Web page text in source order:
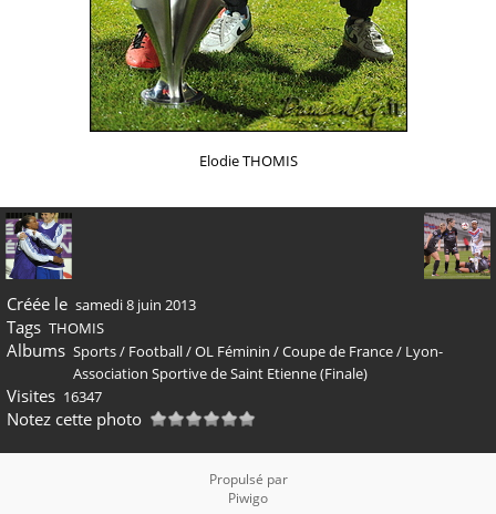
Elodie THOMIS
Créée le samedi 8 juin 2013
Tags THOMIS
Albums Sports/ Football/OL Féminin /Coupe de France/ Lyon-
Association Sportive de Saint Etienne (Finale)
Visites 16347
Notez cette photo
Propulsé par
Piwigo